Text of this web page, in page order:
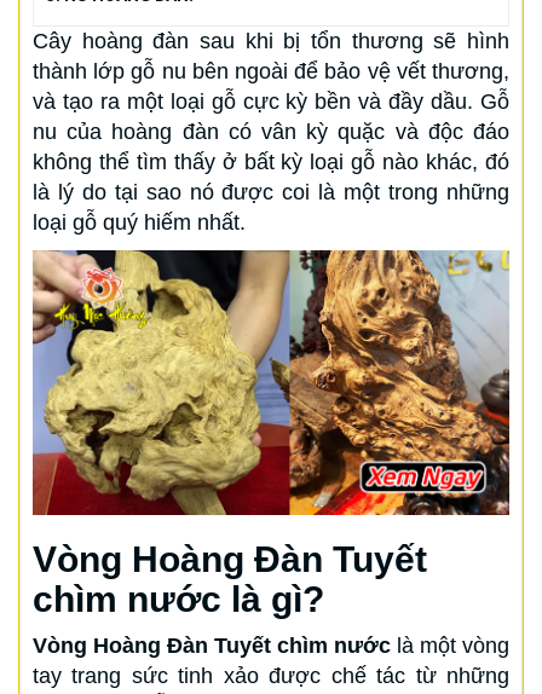
Cây hoàng đàn sau khi bị tổn thương sẽ hình
thành lớp gỗ nu bên ngoài để bảo vệ vết thương,
và tạo ra một loại gỗ cực kỳ bền và đầy dầu. Gỗ
nu của hoàng đàn có vân kỳ quặc và độc đáo
không thể tìm thấy ở bất kỳ loại gỗ nào khác, đó
là lý do tại sao nó được coi là một trong những
loại gỗ quý hiếm nhất.
Vòng Hoàng Đàn Tuyết
chìm nước là gì?
Vòng Hoàng Đàn Tuyết chìm nước là một vòng
tay trang sức tinh xảo được chế tác từ những